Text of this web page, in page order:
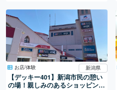
お店/体験 新潟県
【デッキー401】新潟市民の憩い
の場！親しみのあるショッピング